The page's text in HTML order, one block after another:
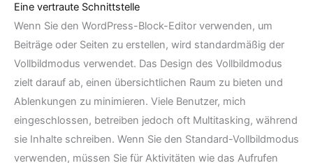
Eine vertraute Schnittstelle
Wenn Sie den WordPress-Block-Editor verwenden, um
Beiträge oder Seiten zu erstellen, wird standardmäßig der
Vollbildmodus verwendet. Das Design des Vollbildmodus
zielt darauf ab, einen übersichtlichen Raum zu bieten und
Ablenkungen zu minimieren. Viele Benutzer, mich
eingeschlossen, betreiben jedoch oft Multitasking, während
sie Inhalte schreiben. Wenn Sie den Standard-Vollbildmodus
verwenden, müssen Sie für Aktivitäten wie das Aufrufen